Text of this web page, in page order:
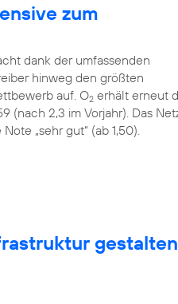
zum
dank der umfassenden
hinweg den größten
auf. O2 erhält erneut
(nach 2,3 im Vorjahr). Das
„sehr gut“ (ab 1,50).
gestalten